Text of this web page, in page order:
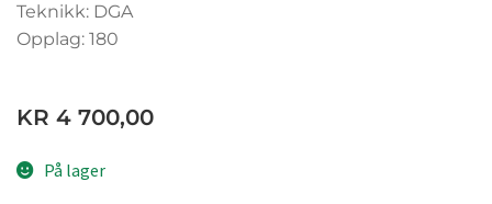
Teknikk: DGA
Opplag: 180
KR 4 700,00
På lager